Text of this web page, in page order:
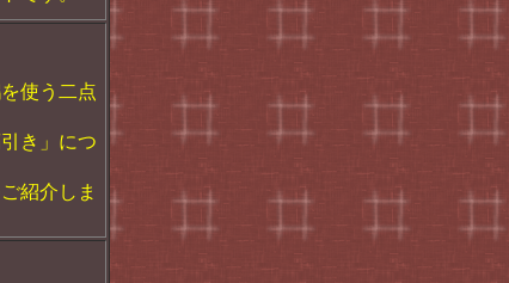
使う二点
き」につ
紹介しま